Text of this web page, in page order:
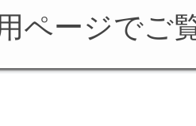
ページでご